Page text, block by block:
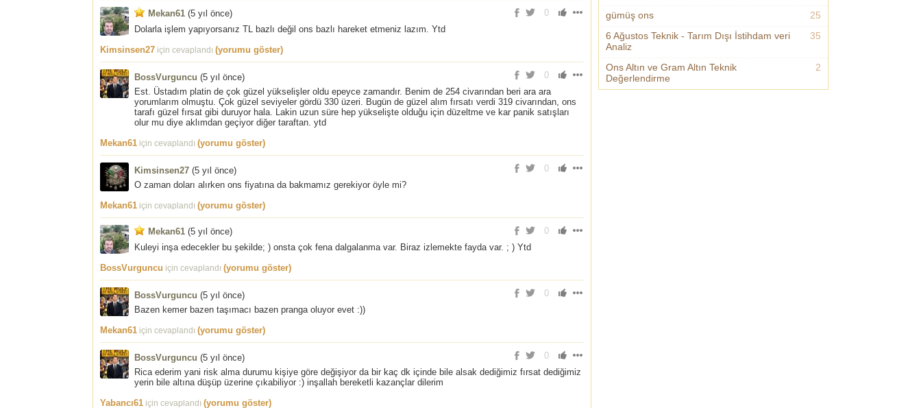
0
Mekan61 (5 yıl önce)
Dolarla işlem yapıyorsanız TL bazlı değil ons bazlı hareket etmeniz lazım. Ytd
Kimsinsen27 için cevaplandı (yorumu göster)
0
BossVurguncu (5 yıl önce)
Est. Üstadım platin de çok güzel yükselişler oldu epeyce zamandır. Benim de 254 civarından beri ara ara
yorumlarım olmuştu. Çok güzel seviyeler gördü 330 üzeri. Bugün de güzel alım fırsatı verdi 319 civarından, ons
tarafı güzel fırsat gibi duruyor hala. Lakin uzun süre hep yükselişte olduğu için düzeltme ve kar panik satışları
olur mu diye aklımdan geçiyor diğer taraftan. ytd
Mekan61 için cevaplandı (yorumu göster)
0
Kimsinsen27 (5 yıl önce)
O zaman doları alırken ons fiyatına da bakmamız gerekiyor öyle mi?
Mekan61 için cevaplandı (yorumu göster)
0
Mekan61 (5 yıl önce)
Kuleyi inşa edecekler bu şekilde; ) onsta çok fena dalgalanma var. Biraz izlemekte fayda var. ; ) Ytd
BossVurguncu için cevaplandı (yorumu göster)
0
BossVurguncu (5 yıl önce)
Bazen kemer bazen taşımacı bazen pranga oluyor evet :))
Mekan61 için cevaplandı (yorumu göster)
0
BossVurguncu (5 yıl önce)
Rica ederim yani risk alma durumu kişiye göre değişiyor da bir kaç dk içinde bile alsak dediğimiz fırsat dediğimiz
yerin bile altına düşüp üzerine çıkabiliyor :) inşallah bereketli kazançlar dilerim
Yabancı61 için cevaplandı (yorumu göster)
gümüş ons
25
6 Ağustos Teknik - Tarım Dışı İstihdam veri
Analiz
35
Ons Altın ve Gram Altın Teknik
Değerlendirme
2